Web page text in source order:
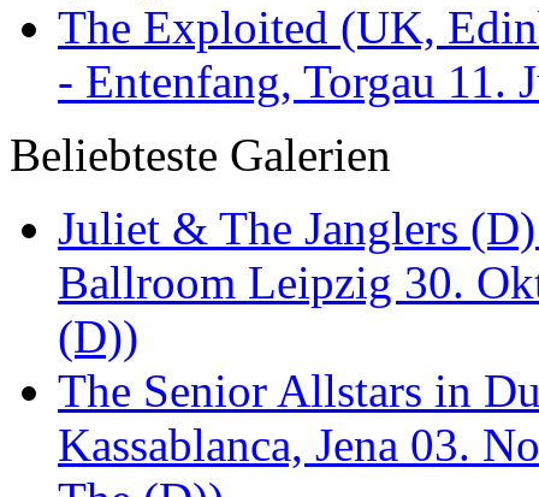
The Exploited (UK,
- Entenfang, Torgau
Beliebteste Galerien
Juliet & The Janglers
Ballroom Leipzig 30.
(D))
The Senior Allstars in
Kassablanca, Jena 03.